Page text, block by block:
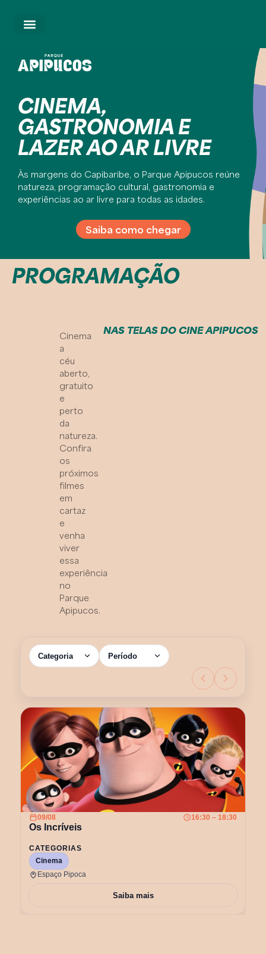
CINEMA,
GASTRONOMIA E
LAZER AO AR LIVRE
Às margens do Capibaribe, o Parque Apipucos reúne
natureza, programação cultural, gastronomia e
experiências ao ar livre para todas as idades.
Saiba como chegar
PROGRAMAÇÃO
NAS TELAS DO CINE APIPUCOS
Cinema
a
céu
aberto,
gratuito
e
perto
da
natureza.
Confira
os
próximos
filmes
em
cartaz
e
venha
viver
essa
experiência
no
Parque
Apipucos.
Dona Lindu
da Jaqueira
Santana
iBT
Cine Copan
do Brasil